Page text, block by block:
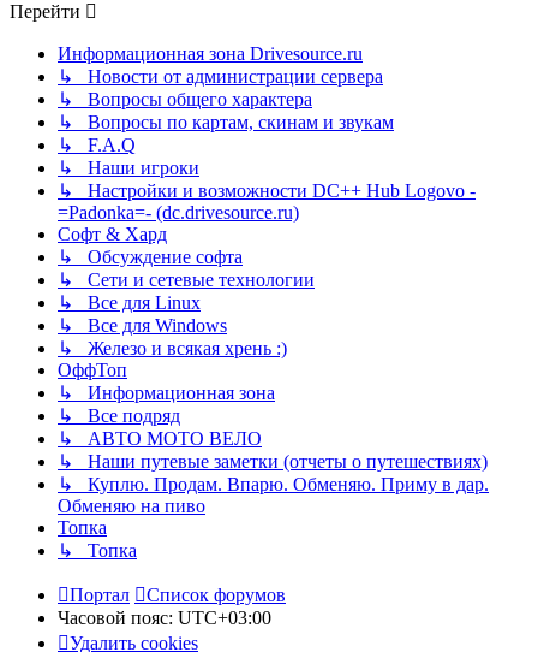
Перейти
Информационная зона Drivesource.ru
↳ Новости от администрации сервера
↳ Вопросы общего характера
↳ Вопросы по картам, скинам и звукам
↳ F.A.Q
↳ Наши игроки
↳ Настройки и возможности DC++ Hub Logovo -
=Padonka=- (dc.drivesource.ru)
Софт & Хард
↳ Обсуждение софта
↳ Сети и сетевые технологии
↳ Все для Linux
↳ Все для Windows
↳ Железо и всякая хрень :)
ОффТоп
↳ Информационная зона
↳ Все подряд
↳ АВТО МОТО ВЕЛО
↳ Наши путевые заметки (отчеты о путешествиях)
↳ Куплю. Продам. Впарю. Обменяю. Приму в дар.
Обменяю на пиво
Топка
↳ Топка
Портал
Список форумов
Часовой пояс: UTC+03:00
Удалить cookies